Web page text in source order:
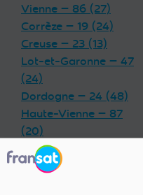
Vienne — 86 (27)
Corrèze — 19 (24)
Creuse — 23 (13)
Lot-et-Garonne — 47
(24)
Dordogne — 24 (48)
Haute-Vienne — 87
(20)
Charente — 16 (32)
Landes — 40 (33)